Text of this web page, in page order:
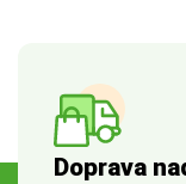
Doprava